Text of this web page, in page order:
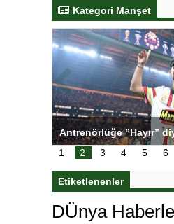
Kategori Manşet
Salihli Sporcuları
1 2 3 4 5 6
Etiketlenenler
DÜnya